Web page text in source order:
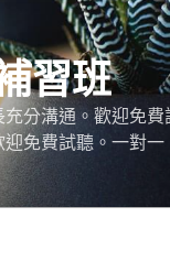
習班
分溝通。歡迎免
免費試聽。一對一